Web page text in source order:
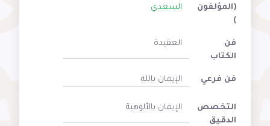
(المؤلفون
)
السعدي
فن
الكتاب
العقيدة
فن فرعي الإيمان بالله
التخصص
الدقيق
الإيمان بالألوهية